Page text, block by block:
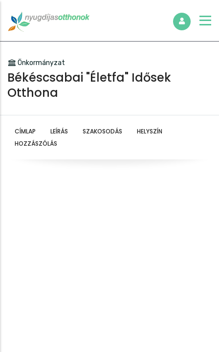
Önkormányzat
Békéscsabai "Életfa" Idősek
Otthona
CÍMLAP LEÍRÁS SZAKOSODÁS
HELYSZÍN
HOZZÁSZÓLÁS